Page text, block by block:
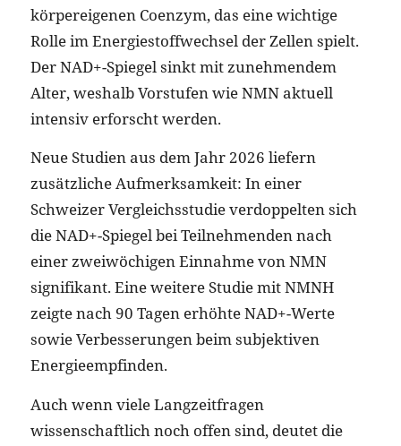
körpereigenen Coenzym, das eine wichtige
Rolle im Energiestoffwechsel der Zellen spielt.
Der NAD+-Spiegel sinkt mit zunehmendem
Alter, weshalb Vorstufen wie NMN aktuell
intensiv erforscht werden.
Neue Studien aus dem Jahr 2026 liefern
zusätzliche Aufmerksamkeit: In einer
Schweizer Vergleichsstudie verdoppelten sich
die NAD+-Spiegel bei Teilnehmenden nach
einer zweiwöchigen Einnahme von NMN
signifikant. Eine weitere Studie mit NMNH
zeigte nach 90 Tagen erhöhte NAD+-Werte
sowie Verbesserungen beim subjektiven
Energieempfinden.
Auch wenn viele Langzeitfragen
wissenschaftlich noch offen sind, deutet die